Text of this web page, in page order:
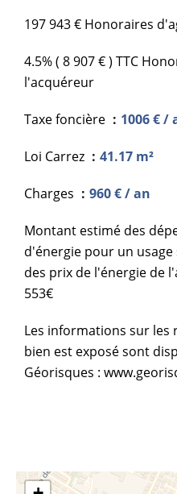
197 943 € Honoraires
4.5% ( 8 907 € ) TTC
l'acquéreur
Taxe foncière 1006 € /
Loi Carrez 41.17 m²
Charges 960 € / an
Montant estimé des
d'énergie pour un
des prix de l'énergie de
553€
Les informations sur les
bien est exposé sont
Géorisques :